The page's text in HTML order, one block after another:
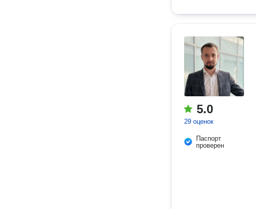
5.0
29 оценок
Паспорт
проверен